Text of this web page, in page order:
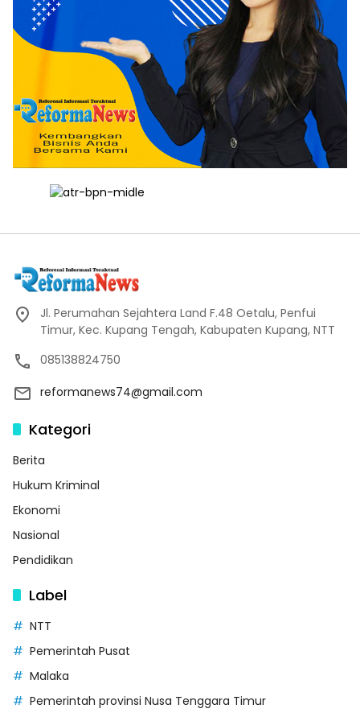
Jl. Perumahan Sejahtera Land F.48 Oetalu, Penfui
Timur, Kec. Kupang Tengah, Kabupaten Kupang, NTT
085138824750
reformanews74@gmail.com
Kategori
Berita
Hukum Kriminal
Ekonomi
Nasional
Pendidikan
Label
NTT
Pemerintah Pusat
Malaka
Pemerintah provinsi Nusa Tenggara Timur